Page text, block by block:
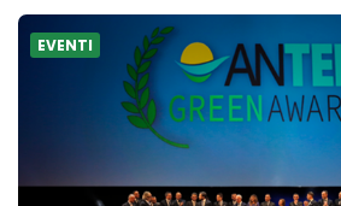
EVENTI